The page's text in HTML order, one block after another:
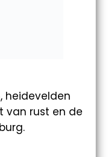
heidevelden
van rust en de